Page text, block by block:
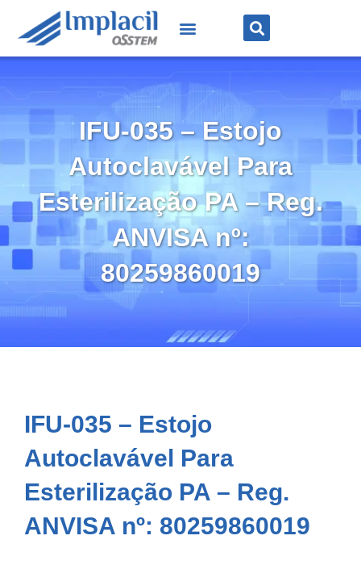
IFU-035 – Estojo
Autoclavável Para
Esterilização PA – Reg.
ANVISA nº:
80259860019
IFU-035 – Estojo
Autoclavável Para
Esterilização PA – Reg.
ANVISA nº: 80259860019